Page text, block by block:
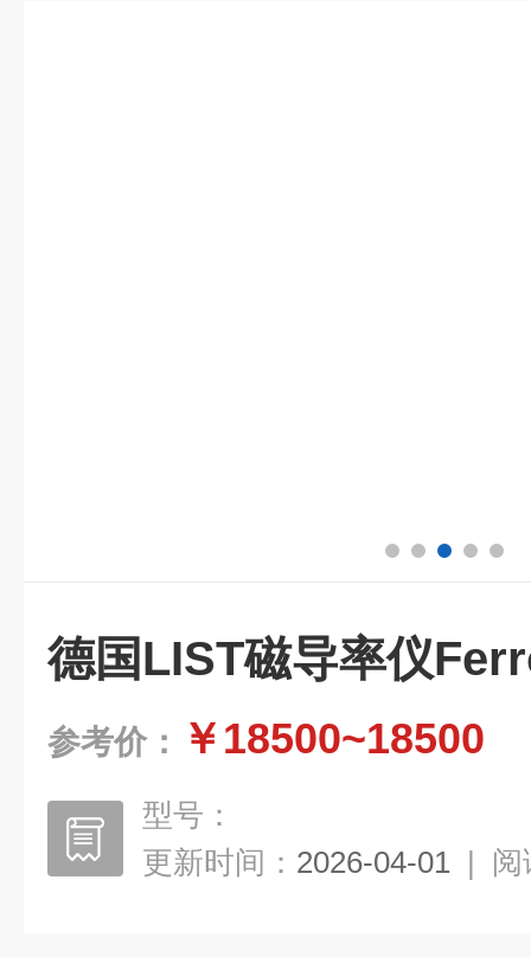
德国LIST磁导率仪
参考价： ￥18500~18500
型号：
更新时间： 2026-04-01 | 阅